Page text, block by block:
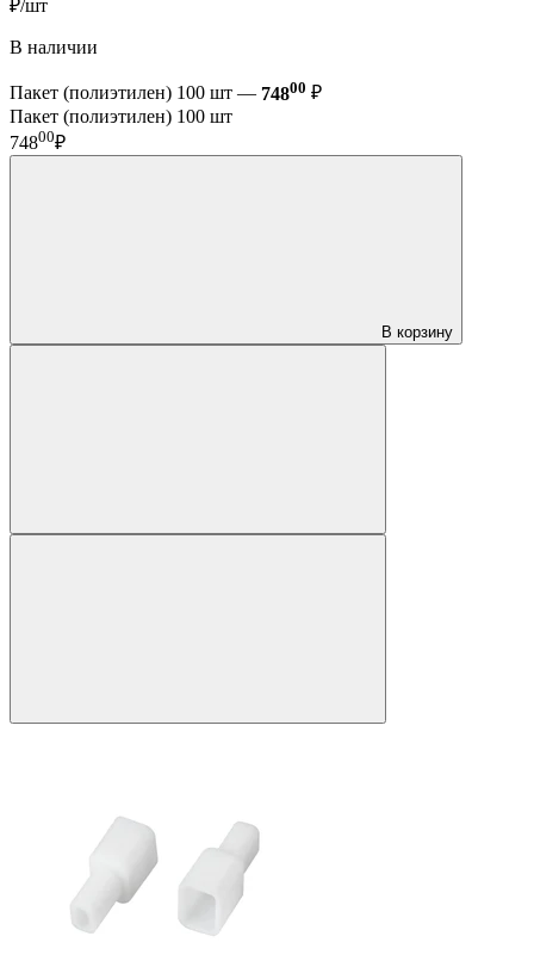
₽/шт
В наличии
Пакет (полиэтилен) 100 шт — 74800 ₽
Пакет (полиэтилен) 100 шт
74800₽
В корзину